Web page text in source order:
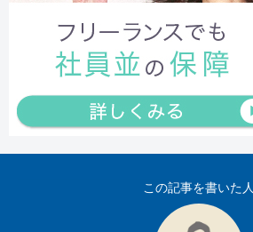
この記事を書いた人